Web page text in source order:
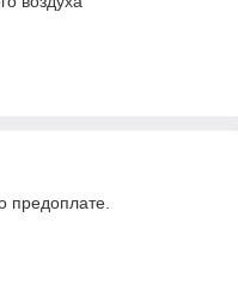
предоплате.